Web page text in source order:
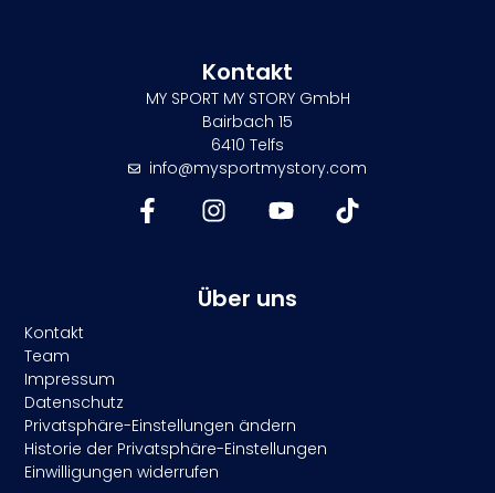
Kontakt
MY SPORT MY STORY GmbH
Bairbach 15
6410 Telfs
info@mysportmystory.com
Über uns
Kontakt
Team
Impressum
Datenschutz
Privatsphäre-Einstellungen ändern
Historie der Privatsphäre-Einstellungen
Einwilligungen widerrufen